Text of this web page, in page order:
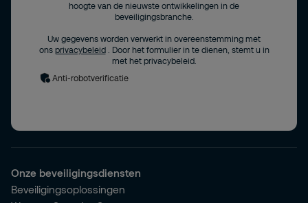
hoogte van de nieuwste ontwikkelingen in de
beveiligingsbranche.
Uw gegevens worden verwerkt in overeenstemming met
ons privacybeleid
. Door het formulier in te dienen, stemt u in
met het privacybeleid.
Anti-robotverificatie
Onze beveiligingsdiensten
Beveiligingsoplossingen